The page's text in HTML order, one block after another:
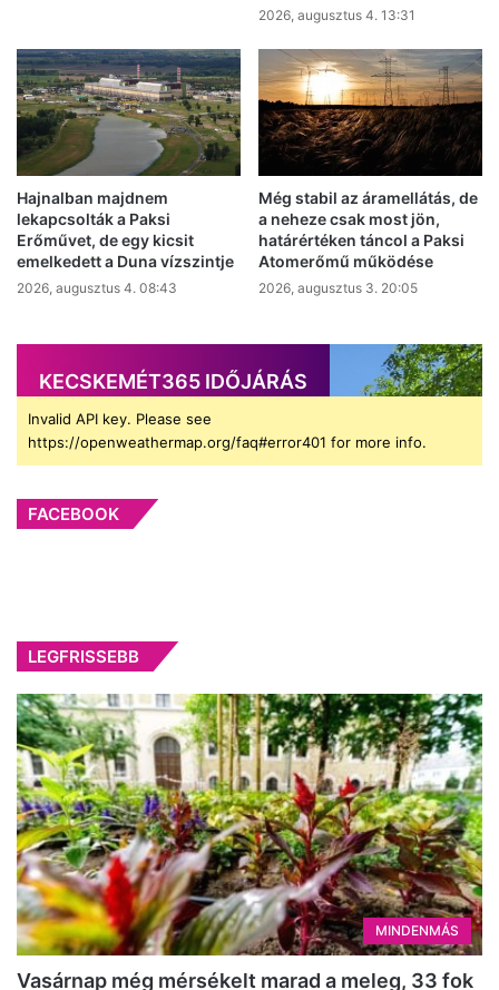
2026, augusztus 4. 13:31
Hajnalban majdnem
lekapcsolták a Paksi
Erőművet, de egy kicsit
emelkedett a Duna vízszintje
2026, augusztus 4. 08:43
Még stabil az áramellátás, de
a neheze csak most jön,
határértéken táncol a Paksi
Atomerőmű működése
2026, augusztus 3. 20:05
KECSKEMÉT365 IDŐJÁRÁS
Invalid API key. Please see
https://openweathermap.org/faq#error401 for more info.
FACEBOOK
LEGFRISSEBB
MINDENMÁS
Vasárnap még mérsékelt marad a meleg, 33 fok